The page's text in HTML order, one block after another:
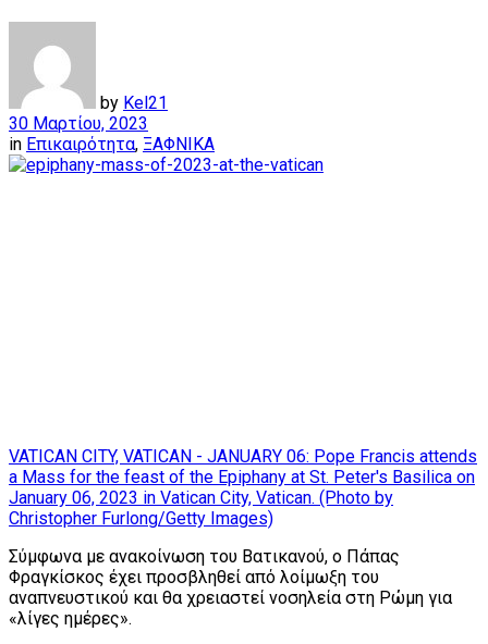
by Kel21
30 Μαρτίου, 2023
in Επικαιρότητα, ΞΑΦΝΙΚΑ
VATICAN CITY, VATICAN - JANUARY 06: Pope Francis attends
a Mass for the feast of the Epiphany at St. Peter's Basilica on
January 06, 2023 in Vatican City, Vatican. (Photo by
Christopher Furlong/Getty Images)
Σύμφωνα με ανακοίνωση του Βατικανού, ο Πάπας
Φραγκίσκος έχει προσβληθεί από λοίμωξη του
αναπνευστικού και θα χρειαστεί νοσηλεία στη Ρώμη για
«λίγες ημέρες».